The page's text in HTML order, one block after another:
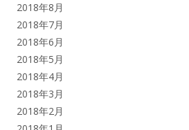
2018年8月
2018年7月
2018年6月
2018年5月
2018年4月
2018年3月
2018年2月